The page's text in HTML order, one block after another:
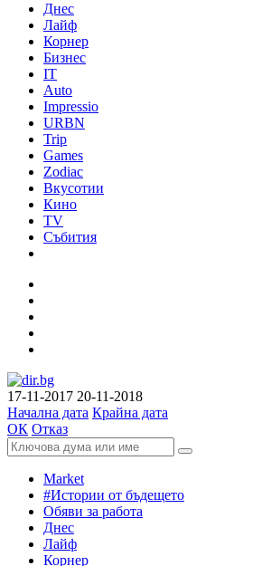
Днес
Лайф
Корнер
Бизнес
IT
Auto
Impressio
URBN
Trip
Games
Zodiac
Вкусотии
Кино
TV
Събития
17-11-2017 20-11-2018
Начална дата Крайна дата
ОК Отказ
Market
#Истории от бъдещето
Обяви за работа
Днес
Лайф
Корнер